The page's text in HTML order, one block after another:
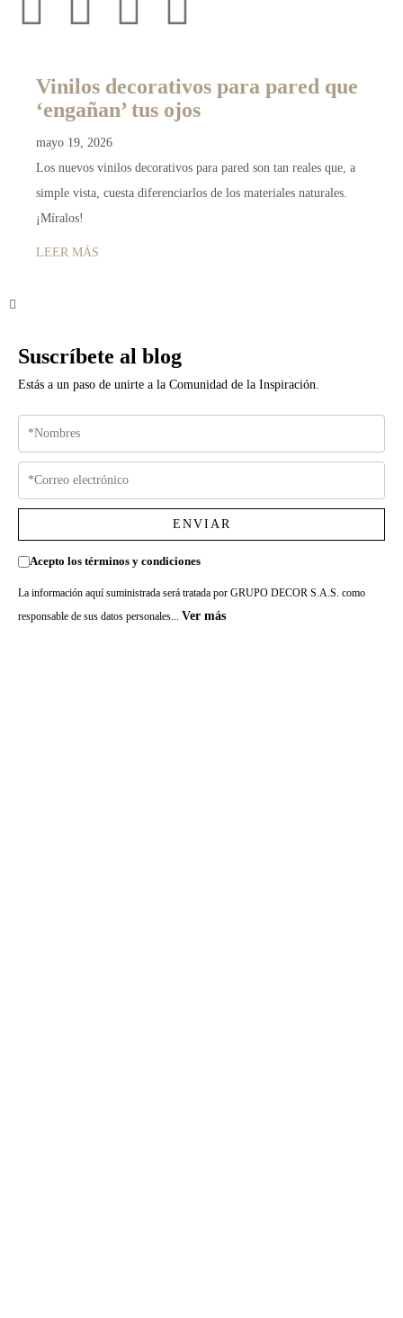
Vinilos decorativos para pared que
‘engañan’ tus ojos
mayo 19, 2026
Los nuevos vinilos decorativos para pared son tan reales que, a
simple vista, cuesta diferenciarlos de los materiales naturales.
¡Míralos!
LEER MÁS
Suscríbete al blog
Estás a un paso de unirte a la Comunidad de la Inspiración.
ENVIAR
Acepto los términos y condiciones
La información aquí suministrada será tratada por GRUPO DECOR S.A.S. como
responsable de sus datos personales... Ver más